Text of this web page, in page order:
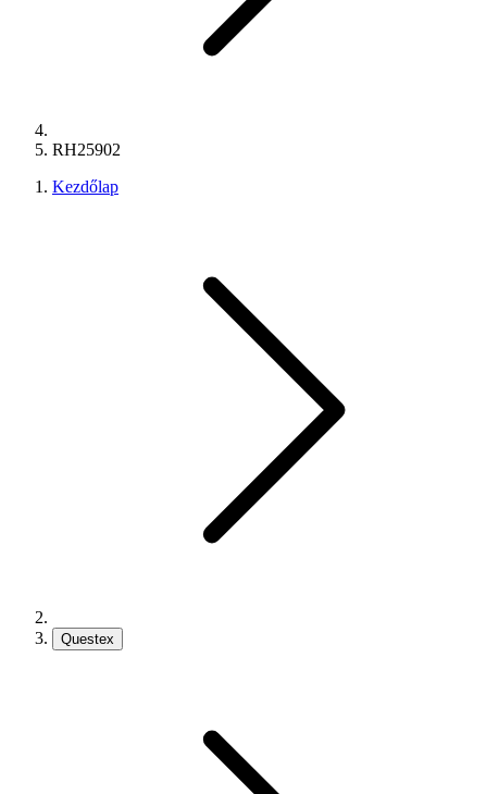
RH25902
Kezdőlap
Questex